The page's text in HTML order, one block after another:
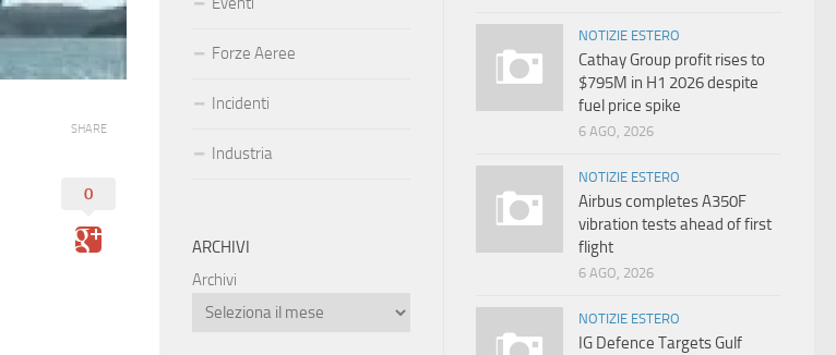
SHARE
0
NOTIZIE ESTERO
Cathay Group profit rises to
$795M in H1 2026 despite
fuel price spike
6 AGO, 2026
NOTIZIE ESTERO
Airbus completes A350F
vibration tests ahead of first
flight
6 AGO, 2026
NOTIZIE ESTERO
IG Defence Targets Gulf
Forze Aeree
Incidenti
Industria
ARCHIVI
Archivi